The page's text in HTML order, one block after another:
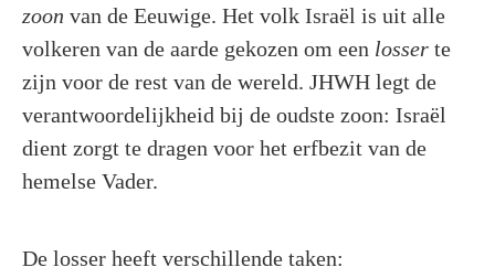
zoon van de Eeuwige. Het volk Israël is uit alle
volkeren van de aarde gekozen om een losser te
zijn voor de rest van de wereld. JHWH legt de
verantwoordelijkheid bij de oudste zoon: Israël
dient zorgt te dragen voor het erfbezit van de
hemelse Vader.
De losser heeft verschillende taken: